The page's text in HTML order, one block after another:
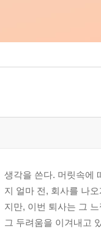
생각을 쓴다. 머릿속에
지 얼마 전, 회사를 나
지만, 이번 퇴사는 그
그 두려움을 이겨내고